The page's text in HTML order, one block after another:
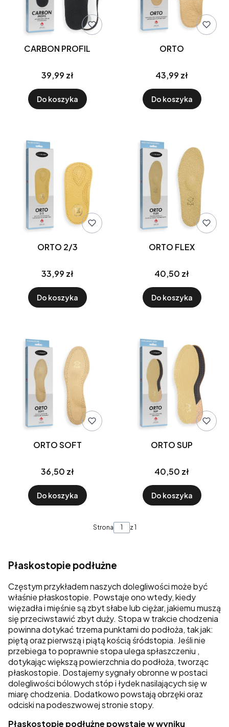
CARBON PROFIL
39,99 zł
Do koszyka
ORTO
43,99 zł
Do koszyka
ORTO 2/3
33,99 zł
Do koszyka
ORTO FLEX
40,50 zł
Do koszyka
ORTO SOFT
36,50 zł
Do koszyka
ORTO SUP
40,50 zł
Do koszyka
Strona z 1
Płaskostopie podłużne
Częstym przykładem naszych dolegliwości może być
właśnie płaskostopie. Powstaje ono wtedy, kiedy
więzadła i mięśnie są zbyt słabe lub ciężar, jakiemu muszą
się przeciwstawić zbyt duży. Stopa w trakcie chodzenia
powinna dotykać trzema punktami do podłoża, tak jak:
piętą oraz pierwszą i piątą kością śródstopia. Jeśli nie
przebiega to poprawnie stopa ulega spłaszczeniu ,
dotykając większą powierzchnia do podłoża, tworząc
płaskostopie. Dostajemy sygnały obronne w postaci
dolegliwości bólowych stóp i łydek nasilających się w
miarę chodzenia. Dodatkowo powstają obrzęki oraz
odciski na podeszwowej stronie stopy.
Płaskostopie podłużne powstaje w wyniku